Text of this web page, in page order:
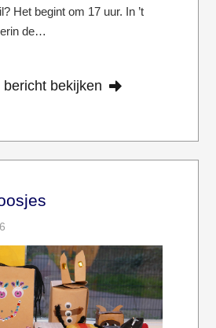
Het begint om 17 uur. In ’t
de…
bericht bekijken